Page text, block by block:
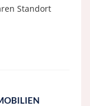
Standort